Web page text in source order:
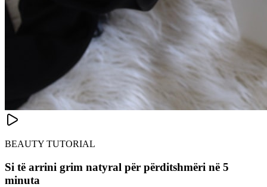
BEAUTY TUTORIAL
Si të arrini grim natyral për përditshmëri në 5
minuta